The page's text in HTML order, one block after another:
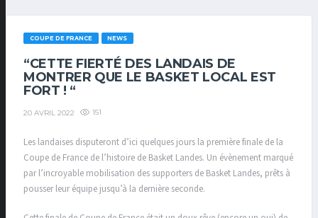
COUPE DE FRANCE NEWS
“CETTE FIERTÉ DES LANDAIS DE
MONTRER QUE LE BASKET LOCAL EST
FORT ! “
20 AVRIL 2022 151
Les landaises disputeront d’ici quelques jours la première finale de la
Coupe de France de l’histoire de Basket Landes. Un évènement marqué
par l’incroyable mobilisation des supporters de Basket Landes, prêts à
pousser leur équipe jusqu’à la dernière seconde.